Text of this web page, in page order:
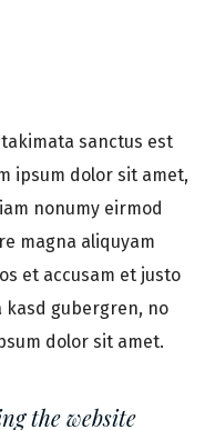
sanctus est
ipsum dolor sit amet,
nonumy eirmod
magna aliquyam
et accusam et justo
kasd gubergren, no
dolor sit amet.
the website